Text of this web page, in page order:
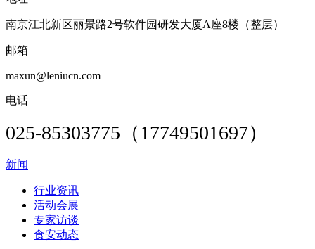
南京江北新区丽景路2号软件园研发大厦A座8楼（整层）
邮箱
maxun@leniucn.com
电话
025-85303775（17749501697）
新闻
行业资讯
活动会展
专家访谈
食安动态